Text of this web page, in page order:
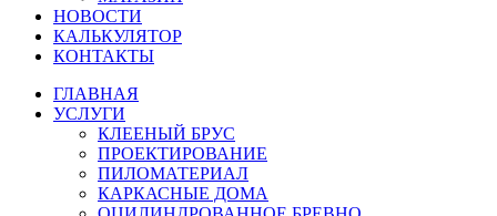
НОВОСТИ
КАЛЬКУЛЯТОР
КОНТАКТЫ
ГЛАВНАЯ
УСЛУГИ
КЛЕЕНЫЙ БРУС
ПРОЕКТИРОВАНИЕ
ПИЛОМАТЕРИАЛ
КАРКАСНЫЕ ДОМА